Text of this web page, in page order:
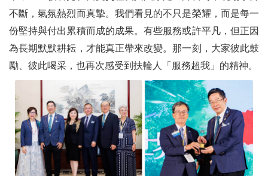
不斷，氣氛熱烈而真摯。我們看見的不只是榮耀，而是每一
份堅持與付出累積而成的成果。有些服務或許平凡，但正因
為長期默默耕耘，才能真正帶來改變。那一刻，大家彼此鼓
勵、彼此喝采，也再次感受到扶輪人「服務超我」的精神。